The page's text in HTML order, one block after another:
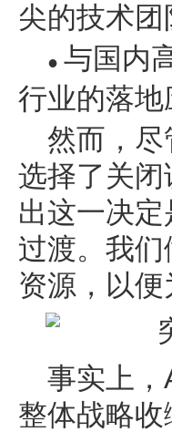
尖的技术团
● 与国内
行业的落地
然而，
选择了关闭
出这一决
过渡。我
资源，以
事实上
整体战略